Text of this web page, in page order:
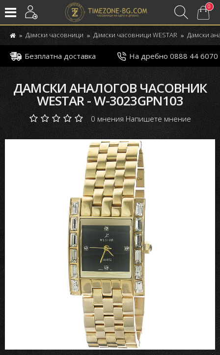
0
Дамски часовници Дамски часовници WESTAR Дамски
Безплатна доставка На дребно 0888 44 6070
ДАМСКИ АНАЛОГОВ ЧАСОВНИК
WESTAR - W-3023GPN103
0 мнения Напишете мнение